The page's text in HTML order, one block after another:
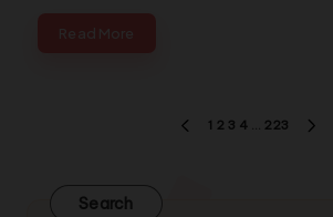
1 2 3 4 … 223
Search